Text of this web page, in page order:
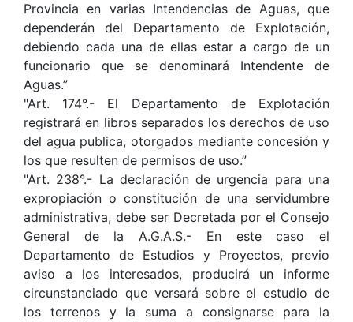
Provincia en varias Intendencias de Aguas, que
dependerán del Departamento de Explotación,
debiendo cada una de ellas estar a cargo de un
funcionario que se denominará Intendente de
Aguas.”
"Art. 174°.- El Departamento de Explotación
registrará en libros separados los derechos de uso
del agua publica, otorgados mediante concesión y
los que resulten de permisos de uso.”
"Art. 238°.- La declaración de urgencia para una
expropiación o constitución de una servidumbre
administrativa, debe ser Decretada por el Consejo
General de la A.G.A.S.- En este caso el
Departamento de Estudios y Proyectos, previo
aviso a los interesados, producirá un informe
circunstanciado que versará sobre el estudio de
los terrenos y la suma a consignarse para la